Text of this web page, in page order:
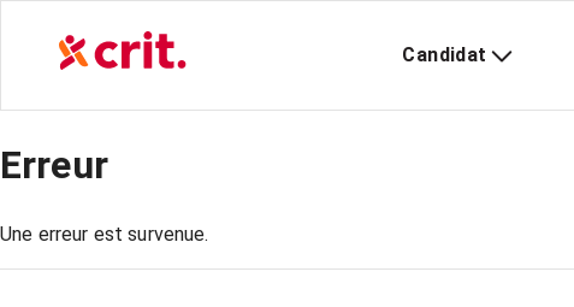
Candidat
Erreur
Une erreur est survenue.